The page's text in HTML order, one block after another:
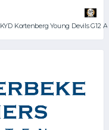
KYD Kortenberg Young Devils G12 A